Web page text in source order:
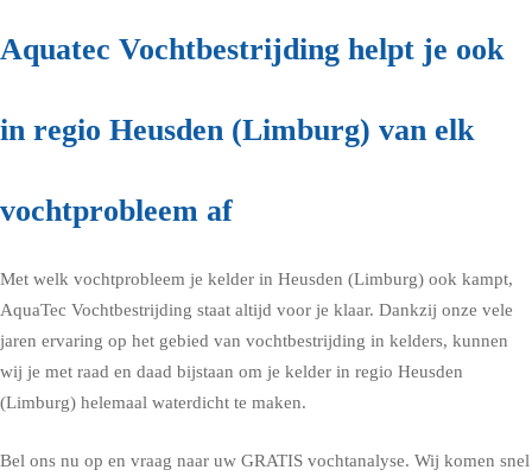
Aquatec Vochtbestrijding helpt je ook
in regio Heusden (Limburg) van elk
vochtprobleem af
Met welk vochtprobleem je kelder in Heusden (Limburg) ook kampt,
AquaTec Vochtbestrijding staat altijd voor je klaar. Dankzij onze vele
jaren ervaring op het gebied van vochtbestrijding in kelders, kunnen
wij je met raad en daad bijstaan om je kelder in regio Heusden
(Limburg) helemaal waterdicht te maken.
Bel ons nu op en vraag naar uw GRATIS vochtanalyse. Wij komen snel